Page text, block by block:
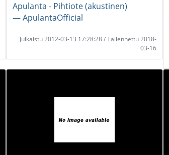
Apulanta - Pihtiote (akustinen)
― ApulantaOfficial
Julkaistu 2012-03-13 17:28:28 / Tallennettu 2018-
03-16